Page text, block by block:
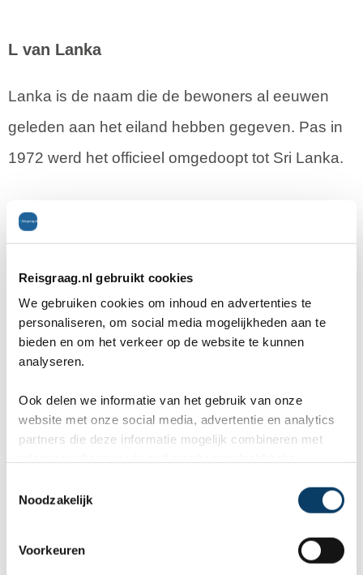
Reisgraag.nl gebruikt cookies
We gebruiken cookies om inhoud en advertenties te
personaliseren, om social media mogelijkheden aan te
bieden en om het verkeer op de website te kunnen
analyseren.
Ook delen we informatie van het gebruik van onze
website met onze social media, advertentie en analytics
partners die deze informatie mogelijk combineren met
Noodzakelijk
Voorkeuren
L van Lanka
Lanka is de naam die de bewoners al eeuwen
geleden aan het eiland hebben gegeven. Pas in
1972 werd het officieel omgedoopt tot Sri Lanka.
M van Mihintale
Lanka. Mihintale ligt zo`n 11 km ten noordoosten
Anuradhapura
N van Negombo
Negombois een vissersdorp ten noorden van
. Veel toeristen komen hier aan het
een van de stranden.